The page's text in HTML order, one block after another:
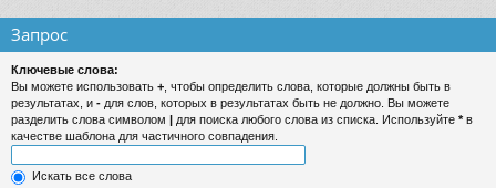
Запрос
Ключевые слова:
Вы можете использовать + , чтобы определить слова, которые должны быть в
результатах, и - для слов, которых в результатах быть не должно. Вы можете
разделить слова символом | для поиска любого слова из списка. Используйте *в
качестве шаблона для частичного совпадения.
Искать все слова